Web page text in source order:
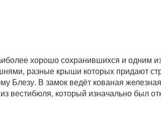
хорошо сохранившихся и одним
разные крыши которых придают
Блезу. В замок ведёт кованая
вестибюля, который изначально был